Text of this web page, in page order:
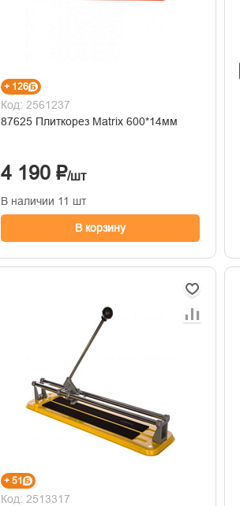
+ 126
Код: 2561237
87625 Плиткорез Matrix 600*14мм
4 190 ₽/шт
В наличии 11 шт
В корзину
+ 51
Код: 2513317